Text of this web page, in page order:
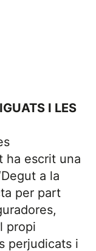
I LES
ha escrit una
a la
per part
propi
perjudicats i